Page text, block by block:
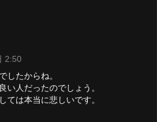
2:50
したからね。
い人だったのでしょう。
ては本当に悲しいです。